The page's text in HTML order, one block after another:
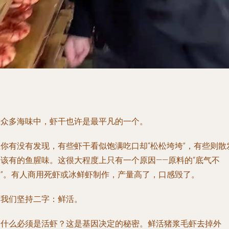
多海味中，虾干也许是最平凡的一个。
有没有发现，有些虾干看似饱满吃口却“松松垮垮”，有些则散
有的鱼腥味。这很大程度上只有一个原因——原料的“底气不
。有人商用死虾或冰鲜虾制作，产量高了，口感毁了。
们坚持二字：鲜活。
么必须是活虾？这是基因决定的秘密。鲜活猪浆毛虾去掉外